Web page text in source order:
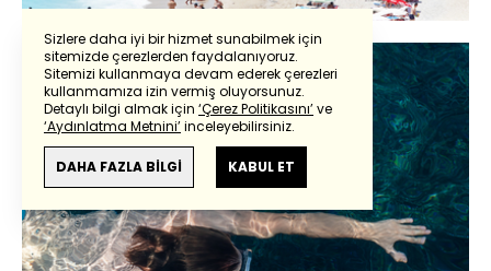
Sizlere daha iyi bir hizmet sunabilmek için
sitemizde çerezlerden faydalanıyoruz.
Sitemizi kullanmaya devam ederek çerezleri
kullanmamıza izin vermiş oluyorsunuz.
Detaylı bilgi almak için ‘Çerez Politikasını’ve
‘Aydınlatma Metnini’inceleyebilirsiniz.
DAHA FAZLA BİLGİ KABUL ET